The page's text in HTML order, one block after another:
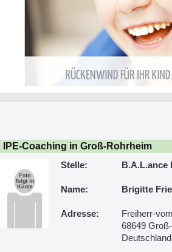
IPE-Coaching in Groß-Rohrheim
Stelle:
Name:
Adresse:
Brigitte
Freiherr-
68649
Deutschland